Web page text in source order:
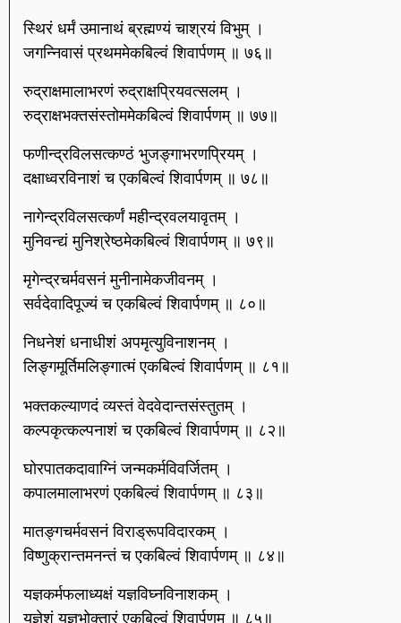
स्थिरं धर्मं उमानाथं ब्रह्मण्यं चाश्रयं विभुम् ।
जगन्निवासं प्रथममेकबिल्वं शिवार्पणम् ॥ ७६॥
रुद्राक्षमालाभरणं रुद्राक्षप्रियवत्सलम् ।
रुद्राक्षभक्तसंस्तोममेकबिल्वं शिवार्पणम् ॥ ७७॥
फणीन्द्रविलसत्कण्ठं भुजङ्गाभरणप्रियम् ।
दक्षाध्वरविनाशं च एकबिल्वं शिवार्पणम् ॥ ७८॥
नागेन्द्रविलसत्कर्णं महीन्द्रवलयावृतम् ।
मुनिवन्द्यं मुनिश्रेष्ठमेकबिल्वं शिवार्पणम् ॥ ७९॥
मृगेन्द्रचर्मवसनं मुनीनामेकजीवनम् ।
सर्वदेवादिपूज्यं च एकबिल्वं शिवार्पणम् ॥ ८०॥
निधनेशं धनाधीशं अपमृत्युविनाशनम् ।
लिङ्गमूर्तिमलिङ्गात्मं एकबिल्वं शिवार्पणम् ॥ ८१॥
भक्तकल्याणदं व्यस्तं वेदवेदान्तसंस्तुतम् ।
कल्पकृत्कल्पनाशं च एकबिल्वं शिवार्पणम् ॥ ८२॥
घोरपातकदावाग्निं जन्मकर्मविवर्जितम् ।
कपालमालाभरणं एकबिल्वं शिवार्पणम् ॥ ८३॥
मातङ्गचर्मवसनं विराड्रूपविदारकम् ।
विष्णुक्रान्तमनन्तं च एकबिल्वं शिवार्पणम् ॥ ८४॥
यज्ञकर्मफलाध्यक्षं यज्ञविघ्नविनाशकम् ।
यज्ञेशं यज्ञभोक्तारं एकबिल्वं शिवार्पणम् ॥ ८५॥